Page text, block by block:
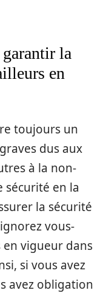
la
en
toujours un
dus aux
à la non-
sécurité en la
la sécurité
vous-
vigueur dans
si vous avez
avez obligation